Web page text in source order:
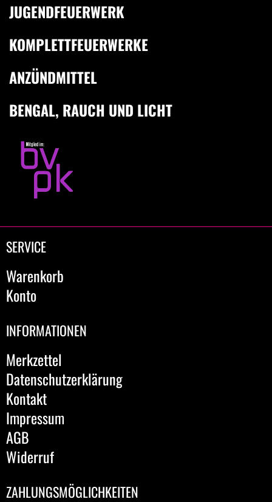
JUGENDFEUERWERK
KOMPLETTFEUERWERKE
ANZÜNDMITTEL
BENGAL, RAUCH UND LICHT
SERVICE
Warenkorb
Konto
INFORMATIONEN
Merkzettel
Datenschutzerklärung
Kontakt
Impressum
AGB
Widerruf
ZAHLUNGSMÖGLICHKEITEN